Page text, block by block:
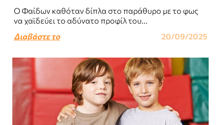
Ο Φαίδων καθόταν δίπλα στο παράθυρο με το φως
να χαϊδεύει το αδύνατο προφίλ του...
Διαβάστε το
20/09/2025